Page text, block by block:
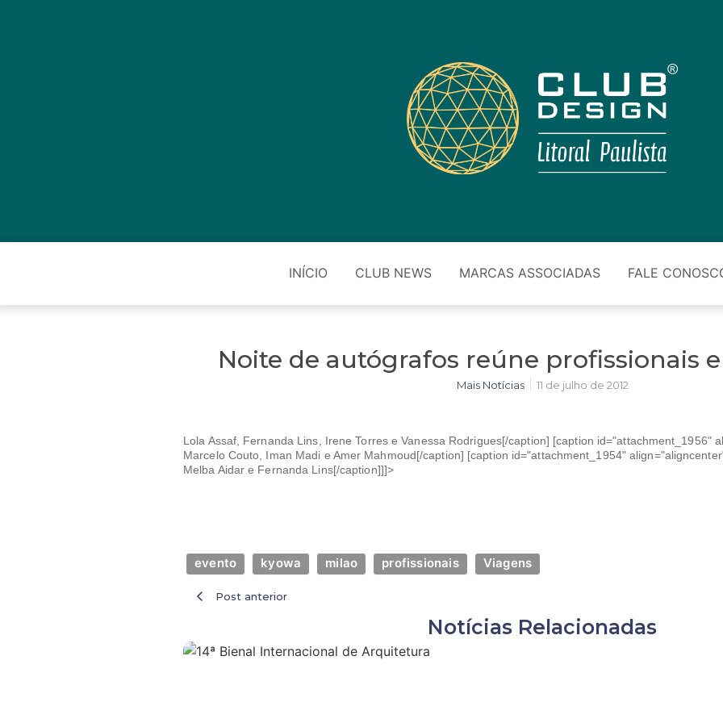
INÍCIO CLUB NEWS MARCAS ASSOCIADAS FALE
Noite de autógrafos reúne profissionais
Mais Notícias 11 de julho de 2012
Lola Assaf, Fernanda Lins, Irene Torres e Vanessa Rodrigues[/caption] [caption id="attachment_1956"
Marcelo Couto, Iman Madi e Amer Mahmoud[/caption] [caption id="attachment_1954"
Melba Aidar e Fernanda Lins[/caption]]]>
evento kyowa milao profissionais Viagens
Post anterior
Notícias Relacionadas